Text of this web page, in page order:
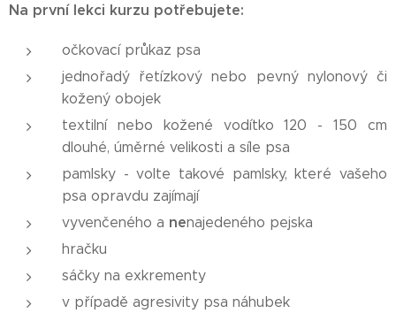
Na první lekci kurzu potřebujete:
očkovací průkaz psa
jednořadý řetízkový nebo pevný nylonový či
kožený obojek
textilní nebo kožené vodítko 120 - 150 cm
dlouhé, úměrné velikosti a síle psa
pamlsky - volte takové pamlsky, které vašeho
psa opravdu zajímají
vyvenčeného a nenajedeného pejska
hračku
sáčky na exkrementy
v případě agresivity psa náhubek